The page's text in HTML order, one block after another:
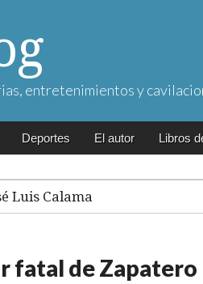
entretenimientos y
Deportes El autor Libros
Luis Calama
fatal de Zapatero